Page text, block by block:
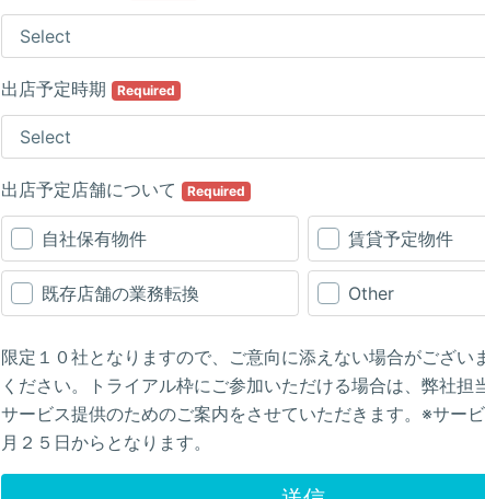
出店予定時期 Required
出店予定店舗について Required
自社保有物件 賃貸予定物件
既存店舗の業務転換 Other
限定１０社となりますので、ご意向に添えない場合がござい
ください。トライアル枠にご参加いただける場合は、弊社担
サービス提供のためのご案内をさせていただきます。※サー
月２５日からとなります。